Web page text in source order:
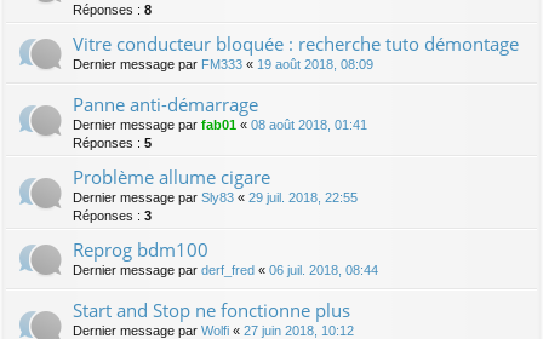
Réponses : 8
Vitre conducteur bloquée : recherche tuto démontage
Dernier message par FM333 « 19 août 2018, 08:09
Panne anti-démarrage
Dernier message par fab01 « 08 août 2018, 01:41
Réponses : 5
Problème allume cigare
Dernier message par Sly83 « 29 juil. 2018, 22:55
Réponses : 3
Reprog bdm100
Dernier message par derf_fred « 06 juil. 2018, 08:44
Start and Stop ne fonctionne plus
Dernier message par Wolfi « 27 juin 2018, 10:12